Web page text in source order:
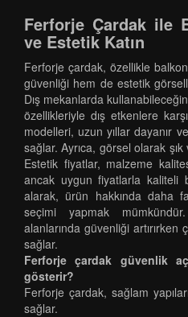
Ferforje Çardak ile
ve Estetik Katın
Ferforje çardak, özellikle
güvenliği hem de estetik
Dış mekanlarda
özellikleriyle dış etkenlere
modelleri, uzun yıllar dayanır
sağlar. Ayrıca, görsel olarak
Estetik fiyatlar, malzeme
ancak uygun fiyatlarla kaliteli
alarak, ürün hakkında daha
seçimi yapmak
alanlarında güvenliği
sağlar.
Ferforje çardak güvenlik
gösterir?
Ferforje çardak, sağlam
sağlar.